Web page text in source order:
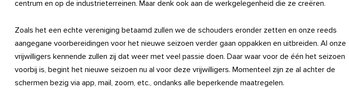
centrum en op de industrieterreinen. Maar denk ook aan de werkgelegenheid die ze creëren.
Zoals het een echte vereniging betaamd zullen we de schouders eronder zetten en onze reeds
aangegane voorbereidingen voor het nieuwe seizoen verder gaan oppakken en uitbreiden. Al onze
vrijwilligers kennende zullen zij dat weer met veel passie doen. Daar waar voor de één het seizoen
voorbij is, begint het nieuwe seizoen nu al voor deze vrijwilligers. Momenteel zijn ze al achter de
schermen bezig via app, mail, zoom, etc., ondanks alle beperkende maatregelen.